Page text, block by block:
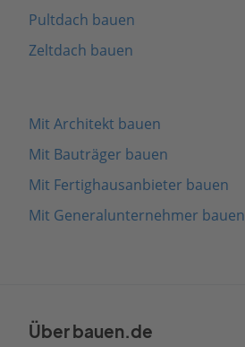
Pultdach bauen
Zeltdach bauen
Mit Architekt bauen
Mit Bauträger bauen
Mit Fertighausanbieter bauen
Mit Generalunternehmer bauen
Über bauen.de